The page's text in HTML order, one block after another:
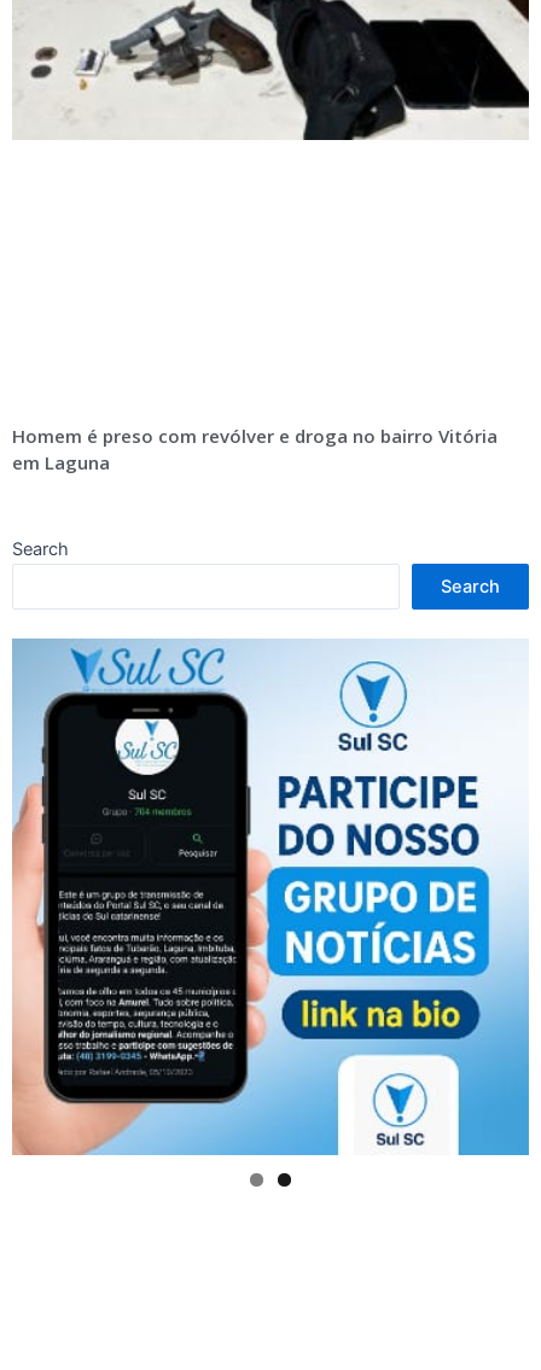
Homem é preso com revólver e droga no bairro Vitória
em Laguna
Search
Search